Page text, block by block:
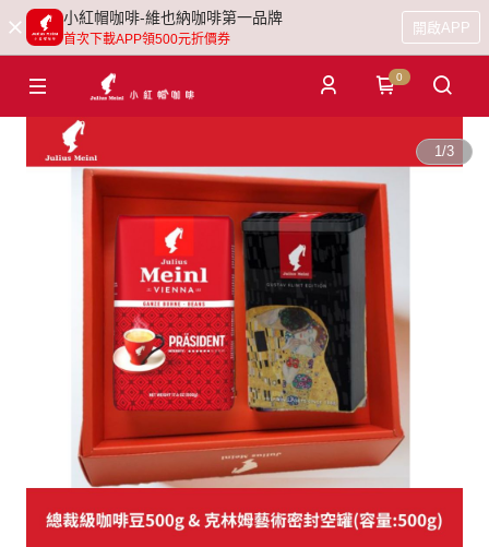
小紅帽咖啡-維也納咖啡第一品牌
首次下載APP領500元折價券
開啟APP
0
1/3